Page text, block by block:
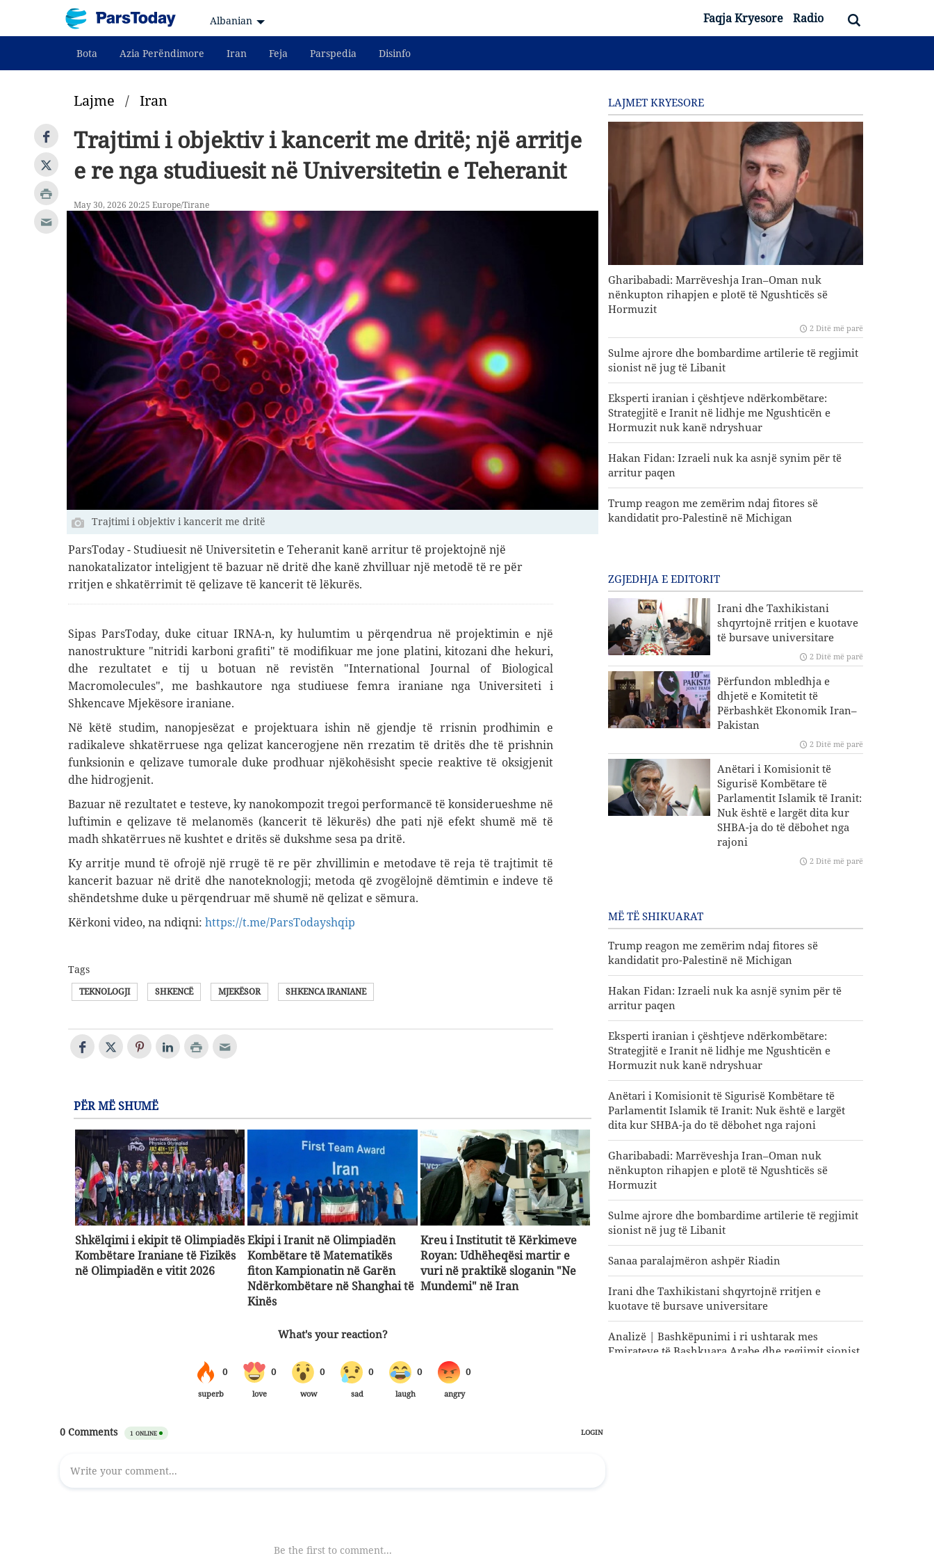
Albanian Faqja Kryesore Radio
Bota Azia Perëndimore Iran Feja Parspedia Disinfo
Lajme / Iran
Trajtimi i objektiv i kancerit me dritë; një arritje
e re nga studiuesit në Universitetin e Teheranit
May 30, 2026 20:25 Europe/Tirane
Trajtimi i objektiv i kancerit me dritë
ParsToday - Studiuesit në Universitetin e Teheranit kanë arritur të projektojnë një
nanokatalizator inteligjent të bazuar në dritë dhe kanë zhvilluar një metodë të re për
rritjen e shkatërrimit të qelizave të kancerit të lëkurës.
Sipas ParsToday, duke cituar IRNA-n, ky hulumtim u përqendrua në projektimin e një
nanostrukture "nitridi karboni grafiti" të modifikuar me jone platini, kitozani dhe hekuri,
dhe rezultatet e tij u botuan në revistën "International Journal of Biological
Macromolecules", me bashkautore nga studiuese femra iraniane nga Universiteti i
Shkencave Mjekësore iraniane.
Në këtë studim, nanopjesëzat e projektuara ishin në gjendje të rrisnin prodhimin e
radikaleve shkatërruese nga qelizat kancerogjene nën rrezatim të dritës dhe të prishnin
funksionin e qelizave tumorale duke prodhuar njëkohësisht specie reaktive të oksigjenit
dhe hidrogjenit.
Bazuar në rezultatet e testeve, ky nanokompozit tregoi performancë të konsiderueshme në
luftimin e qelizave të melanomës (kancerit të lëkurës) dhe pati një efekt shumë më të
madh shkatërrues në kushtet e dritës së dukshme sesa pa dritë.
Ky arritje mund të ofrojë një rrugë të re për zhvillimin e metodave të reja të trajtimit të
kancerit bazuar në dritë dhe nanoteknologji; metoda që zvogëlojnë dëmtimin e indeve të
shëndetshme duke u përqendruar më shumë në qelizat e sëmura.
Kërkoni video, na ndiqni: https://t.me/ParsTodayshqip
Tags
TEKNOLOGJI SHKENCË MJEKËSOR SHKENCA IRANIANE
PËR MË SHUMË
Shkëlqimi i ekipit të Olimpiadës
Kombëtare Iraniane të Fizikës
në Olimpiadën e vitit 2026
Ekipi i Iranit në Olimpiadën
Kombëtare të Matematikës
fiton Kampionatin në Garën
Ndërkombëtare në Shanghai të
Kinës
Kreu i Institutit të Kërkimeve
Royan: Udhëheqësi martir e
vuri në praktikë sloganin "Ne
Mundemi" në Iran
LAJMET KRYESORE
Gharibabadi: Marrëveshja Iran–Oman nuk
nënkupton rihapjen e plotë të Ngushticës së
Hormuzit
2 Ditë më parë
Sulme ajrore dhe bombardime artilerie të regjimit
sionist në jug të Libanit
Eksperti iranian i çështjeve ndërkombëtare:
Strategjitë e Iranit në lidhje me Ngushticën e
Hormuzit nuk kanë ndryshuar
Hakan Fidan: Izraeli nuk ka asnjë synim për të
arritur paqen
Trump reagon me zemërim ndaj fitores së
kandidatit pro-Palestinë në Michigan
ZGJEDHJA E EDITORIT
Irani dhe Taxhikistani
shqyrtojnë rritjen e kuotave
të bursave universitare
2 Ditë më parë
Përfundon mbledhja e
dhjetë e Komitetit të
Përbashkët Ekonomik Iran–
Pakistan
2 Ditë më parë
Anëtari i Komisionit të
Sigurisë Kombëtare të
Parlamentit Islamik të Iranit:
Nuk është e largët dita kur
SHBA-ja do të dëbohet nga
rajoni
2 Ditë më parë
MË TË SHIKUARAT
Trump reagon me zemërim ndaj fitores së
kandidatit pro-Palestinë në Michigan
Hakan Fidan: Izraeli nuk ka asnjë synim për të
arritur paqen
Eksperti iranian i çështjeve ndërkombëtare:
Strategjitë e Iranit në lidhje me Ngushticën e
Hormuzit nuk kanë ndryshuar
Anëtari i Komisionit të Sigurisë Kombëtare të
Parlamentit Islamik të Iranit: Nuk është e largët
dita kur SHBA-ja do të dëbohet nga rajoni
Gharibabadi: Marrëveshja Iran–Oman nuk
nënkupton rihapjen e plotë të Ngushticës së
Hormuzit
Sulme ajrore dhe bombardime artilerie të regjimit
sionist në jug të Libanit
Sanaa paralajmëron ashpër Riadin
Irani dhe Taxhikistani shqyrtojnë rritjen e
kuotave të bursave universitare
Analizë | Bashkëpunimi i ri ushtarak mes
Emirateve të Bashkuara Arabe dhe regjimit sionist